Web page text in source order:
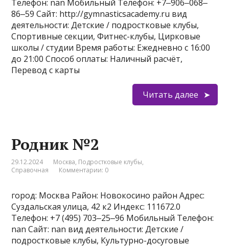
Телефон: nan Мобильный Телефон: +7‒906‒068‒
86‒59 Сайт: http://gymnasticsacademy.ru вид
деятельности: Детские / подростковые клубы,
Спортивные секции, Фитнес-клубы, Цирковые
школы / студии Время работы: Ежедневно с 16:00
до 21:00 Способ оплаты: Наличный расчёт,
Перевод с карты
Читать далее
Родник №2
29.12.2024 Москва, Подростковые клубы,
Справочная
Комментарии: 0
город: Москва Район: Новокосино район Адрес:
Суздальская улица, 42 к2 Индекс: 111672.0
Телефон: +7 (495) 703‒25‒96 Мобильный Телефон:
nan Сайт: nan вид деятельности: Детские /
подростковые клубы, Культурно-досуговые